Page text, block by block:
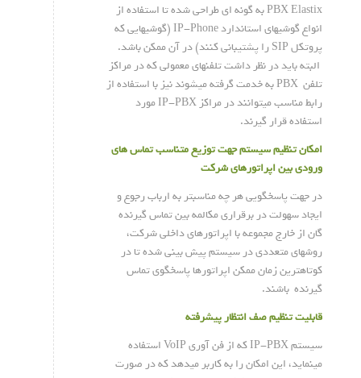
PBX Elastix به گونه ای طراحی شده تا استفاده از
انواع گوشیهای استاندارد IP-Phone (گوشیهایی که
پروتکل SIP را پشتیبانی کنند) در آن ممکن باشد.
البته باید در نظر داشت تلفنهای معمولی که در مراکز
تلفن PBX به خدمت گرفته میشوند نیز با استفاده از
رابط مناسب میتوانند در مراکز IP-PBX مورد
استفاده قرار گیرند.
امکان تنظیم سیستم جهت توزیع متناسب تماس های
ورودی بین اپراتورهای شرکت
در جهت پاسخگویی هر چه مناسبتر به ارباب رجوع و
ایجاد سهولت در برقراری مکالمه بین تماس گیرنده
گان از خارج مجموعه با اپراتورهای داخلی شرکت،
روشهای متعددی در سیستم پیش بینی شده تا در
کوتاهترین زمان ممکن اپراتورها پاسخگوی تماس
گیرنده باشند.
قابلیت تنظیم صف انتظار پیشرفته
سیستم IP-PBX که از فن آوری VoIP استفاده
مینماید، این امکان را به کاربر میدهد که در صورت